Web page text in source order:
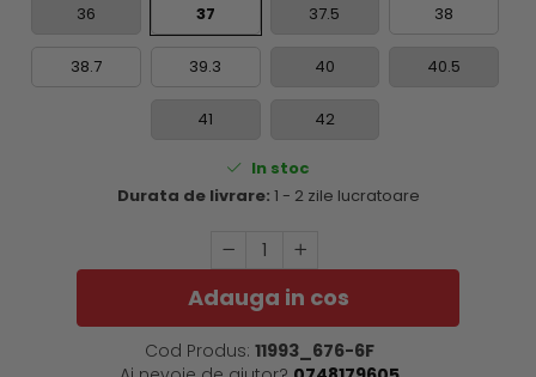
36 37 37.5 38
38.7 39.3 40 40.5
41 42
In stoc
Durata de livrare: 1 - 2 zile lucratoare
Adauga in cos
Cod Produs: 11993_676-6F